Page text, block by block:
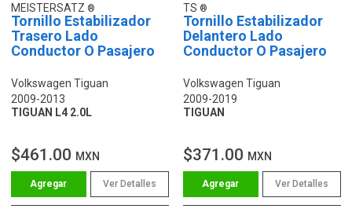
MEISTERSATZ
Tornillo Estabilizador
Trasero Lado
Conductor O Pasajero
Volkswagen Tiguan
2009-2013
TIGUAN L4 2.0L
$461.00 MXN
Ver Detalles
TS
Tornillo Estabilizador
Delantero Lado
Conductor O Pasajero
Volkswagen Tiguan
2009-2019
TIGUAN
$371.00 MXN
Ver Detalles